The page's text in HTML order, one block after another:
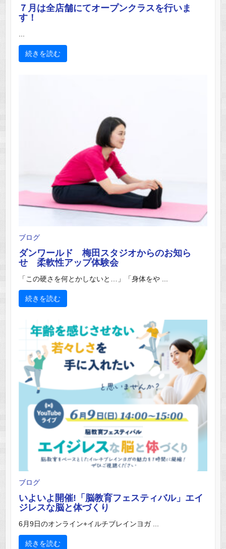
７月は全店舗にてオープンクラスを行いま
す！
続きを読む
ブログ
ダンワールド 梅田スタジオからのお知ら
せ 柔軟性アップ体験会
「この硬さを何とかしないと…」「身体をや ...
続きを読む
ブログ
いよいよ開催!「脳教育フェスティバル」エイ
ジレスな脳と体づくり
6月9日のオンライン+イルチブレインヨガ ...
続きを読む